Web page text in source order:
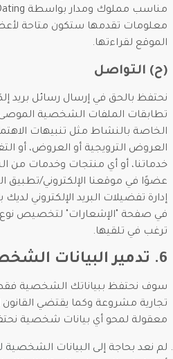
معلومات تقدمها ستكون متاحة
الموقع لقراءتها.
(ح) التواصل
نحتفظ بالحق في إرسال رسائل بريد
تطابقات الملفات الشخصية الموصى
الخاصة بالنشاط مثل تنبيهات
العروض الترويجية أو العروض، أو
خدماتنا، أو أي منتجات وخدمات من
عضوًا في موقعنا الإلكتروني/تطبيق
إدارة تفضيلات البريد الإلكتروني
في صفحة "الإشعارات" لتخصيص نوع
ترغب في تلقيها.
6. تدمير البيانات الشخصية
سوف نحتفظ ببياناتك الشخصية فقط
تجارية مشروعة وكما يقتضي
معقولة لمحو أي بيانات شخصية
لم نعد بحاجة إلى البيانات